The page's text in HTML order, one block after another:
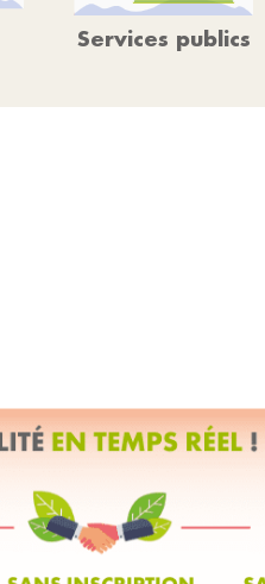
Services publics